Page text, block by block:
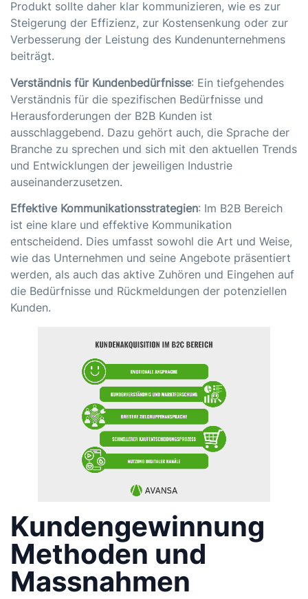
Produkt sollte daher klar kommunizieren, wie es zur
Steigerung der Effizienz, zur Kostensenkung oder zur
Verbesserung der Leistung des Kundenunternehmens
beiträgt.
Verständnis für Kundenbedürfnisse: Ein tiefgehendes
Verständnis für die spezifischen Bedürfnisse und
Herausforderungen der B2B Kunden ist
ausschlaggebend. Dazu gehört auch, die Sprache der
Branche zu sprechen und sich mit den aktuellen Trends
und Entwicklungen der jeweiligen Industrie
auseinanderzusetzen.
Effektive Kommunikationsstrategien: Im B2B Bereich
ist eine klare und effektive Kommunikation
entscheidend. Dies umfasst sowohl die Art und Weise,
wie das Unternehmen und seine Angebote präsentiert
werden, als auch das aktive Zuhören und Eingehen auf
die Bedürfnisse und Rückmeldungen der potenziellen
Kunden.
Kundengewinnung
Methoden und
Massnahmen